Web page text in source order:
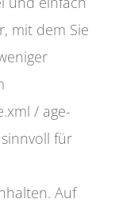
mit dem Sie
/ age-
für
Auf